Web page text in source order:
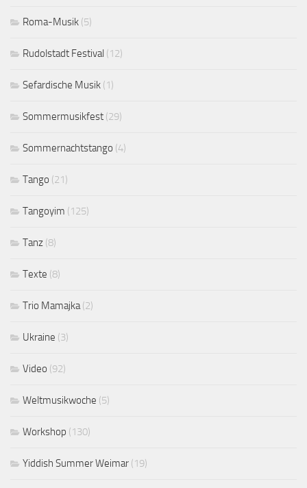
Roma-Musik (5)
Rudolstadt Festival (12)
Sefardische Musik (1)
Sommermusikfest (29)
Sommernachtstango (4)
Tango (21)
Tangoyim (125)
Tanz (8)
Texte (8)
Trio Mamajka(2)
Ukraine (3)
Video (92)
Weltmusikwoche (5)
Workshop (130)
Yiddish Summer Weimar (19)